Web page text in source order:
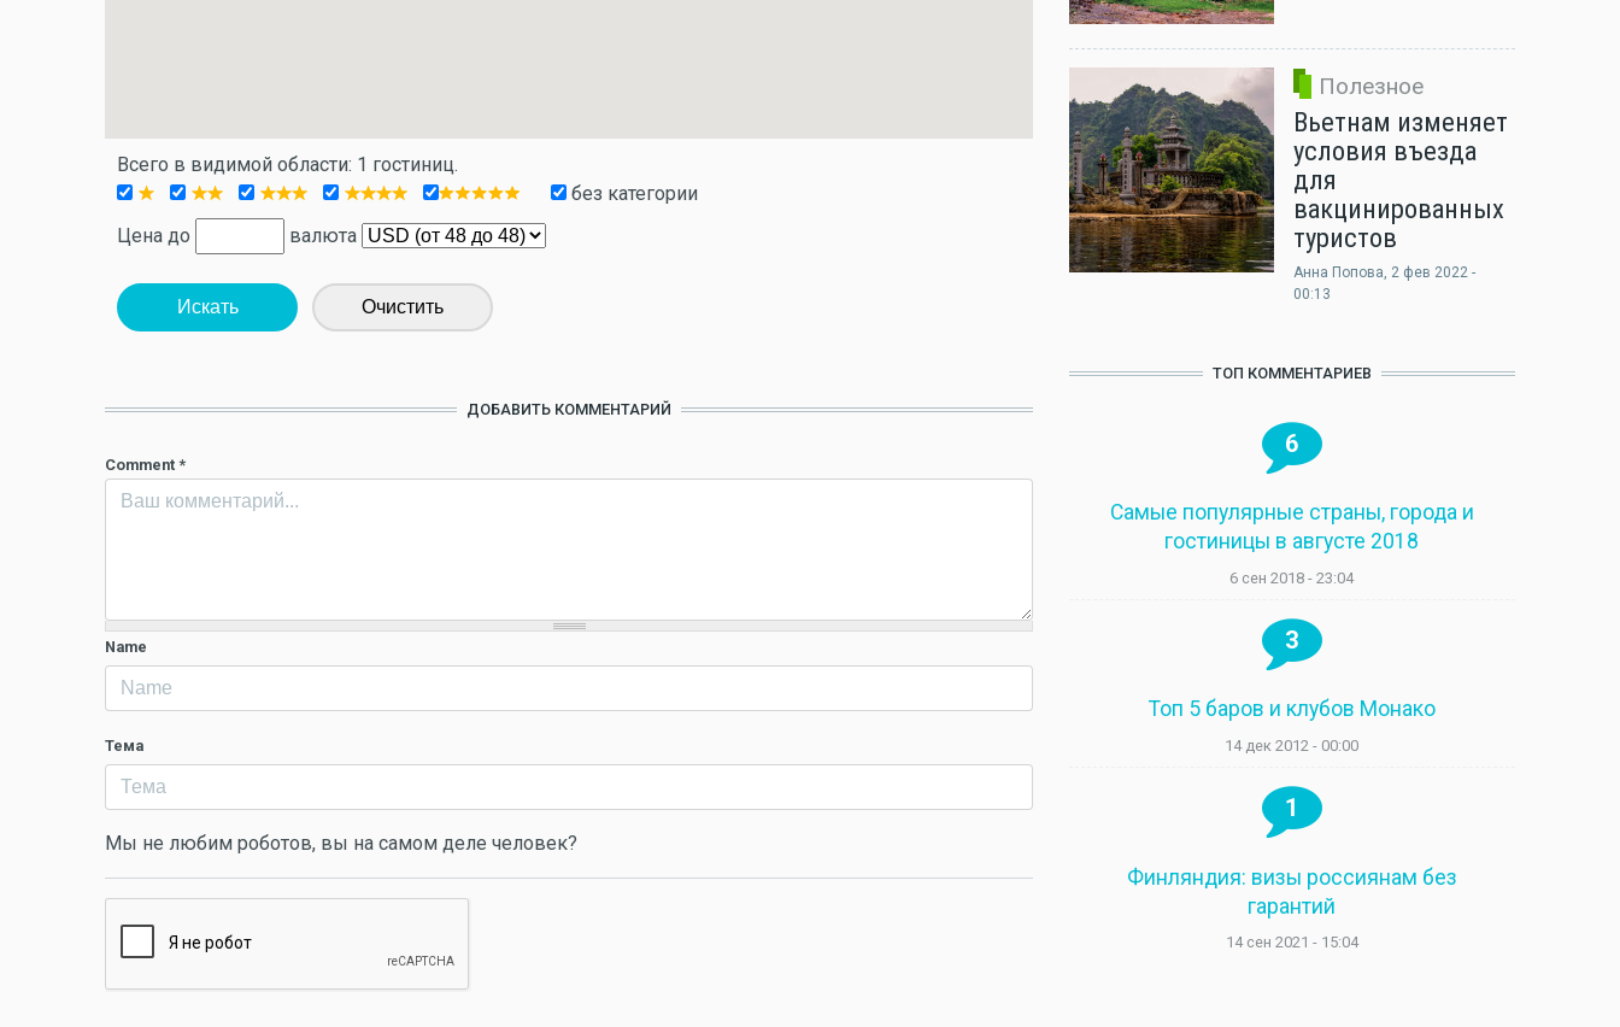
Всего в видимой области: 1 гостиниц.
без категории
Цена до
валюта
Искать Очистить
ДОБАВИТЬ КОММЕНТАРИЙ
Comment *
Name
Тема
Мы не любим роботов, вы на самом деле человек?
Полезное
Вьетнам изменяет
условия въезда
для
вакцинированных
туристов
Анна Попова, 2 фев 2022 -
00:13
ТОП КОММЕНТАРИЕВ
6
Самые популярные страны, города и
гостиницы в августе 2018
6 сен 2018 - 23:04
3
Топ 5 баров и клубов Монако
14 дек 2012 - 00:00
1
Финляндия: визы россиянам без
гарантий
14 сен 2021 - 15:04